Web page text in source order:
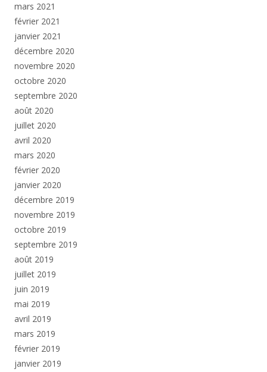
mars 2021
février 2021
janvier 2021
décembre 2020
novembre 2020
octobre 2020
septembre 2020
août 2020
juillet 2020
avril 2020
mars 2020
février 2020
janvier 2020
décembre 2019
novembre 2019
octobre 2019
septembre 2019
août 2019
juillet 2019
juin 2019
mai 2019
avril 2019
mars 2019
février 2019
janvier 2019